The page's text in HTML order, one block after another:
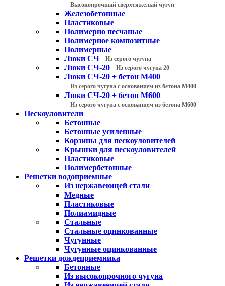
Высокопрочный сверхтяжелый чугун
Железобетонные
Пластиковые
Полимерно песчаные
Полимерное композитные
Полимерные
Люки СЧ
Из серого чугуна
Люки СЧ-20 Из серого чугуна 20
Люки СЧ-20 + бетон М400
Из серого чугуна с основанием из бетона М400
Люки СЧ-20 + бетон М600
Из серого чугуна с основанием из бетона М600
Пескоуловители
Бетонные
Бетонные усиленные
Корзины для пескоуловителей
Крышки для пескоуловителей
Пластиковые
Полимербетонные
Решетки водоприемные
Из нержавеющей стали
Медные
Пластиковые
Полиамидные
Стальные
Стальные оцинкованные
Чугунные
Чугунные оцинкованные
Решетки дождеприемника
Бетонные
Из высокопрочного чугуна